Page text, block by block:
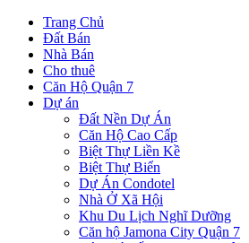
Trang Chủ
Đất Bán
Nhà Bán
Cho thuê
Căn Hộ Quận 7
Dự án
Đất Nền Dự Án
Căn Hộ Cao Cấp
Biệt Thự Liền Kề
Biệt Thự Biển
Dự Án Condotel
Nhà Ở Xã Hội
Khu Du Lịch Nghĩ Dưỡng
Căn hộ Jamona City Quận 7